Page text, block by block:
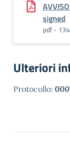
signed
pdf -
Ulteriori
Protocollo: